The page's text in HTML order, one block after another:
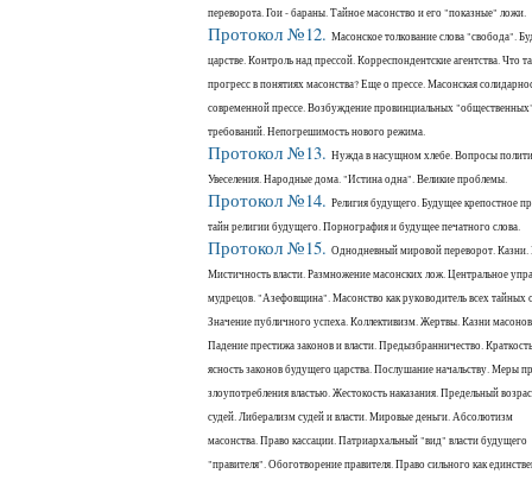
переворота. Гои - бараны. Тайное масонство и его "показные" ложи.
Протокол №12. Масонское толкование слова "свобода".
царстве. Контроль над прессой. Корреспондентские агентства. Что
прогресс в понятиях масонства? Еще о прессе. Масонская
современной прессе. Возбуждение провинциальных
требований. Непогрешимость нового режима.
Протокол №13. Нужда в насущном хлебе. Вопросы
Увеселения. Народные дома. "Истина одна". Великие проблемы.
Протокол №14. Религия будущего. Будущее крепостное
тайн религии будущего. Порнография и будущее печатного слова.
Протокол №15. Однодневный мировой переворот. Казни.
Мистичность власти. Размножение масонских лож. Центральное
мудрецов. "Азефовщина". Масонство как руководитель всех тайных
Значение публичного успеха. Коллективизм. Жертвы. Казни
Падение престижа законов и власти. Предызбранничество.
ясность законов будущего царства. Послушание начальству. Меры
злоупотребления властью. Жестокость наказания. Предельный
судей. Либерализм судей и власти. Мировые деньги. Абсолютизм
масонства. Право кассации. Патриархальный "вид" власти будущего
"правителя". Обоготворение правителя. Право сильного как